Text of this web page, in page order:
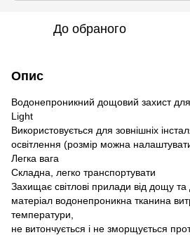
До обраного
Опис
Водонепроникний дощовий захист
Light
Використовується для зовнішніх
освітлення (розмір можна
Легка вага
Складна, легко транспортувати
Захищає світлові прилади від дощу
матеріал водонепроникна тканина
температури,
не витончується і не зморщується